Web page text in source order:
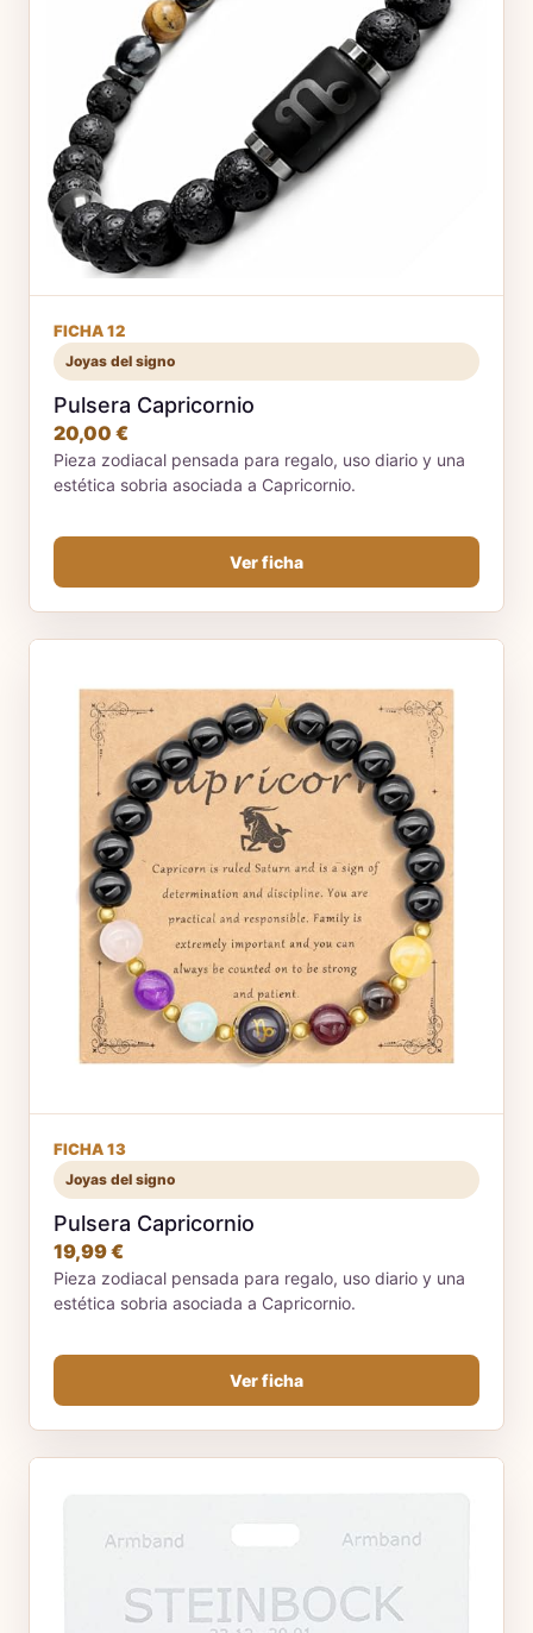
FICHA 12
Joyas del signo
Pulsera Capricornio
20,00 €
Pieza zodiacal pensada para regalo, uso diario y una
estética sobria asociada a Capricornio.
Ver ficha
FICHA 13
Joyas del signo
Pulsera Capricornio
19,99 €
Pieza zodiacal pensada para regalo, uso diario y una
estética sobria asociada a Capricornio.
Ver ficha